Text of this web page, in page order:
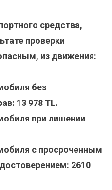
средства,
проверки
из движения:
без
13 978 TL.
при лишении
с просроченным
2610